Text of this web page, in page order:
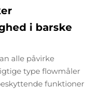
i barske
alle påvirke
type flowmåler
funktioner